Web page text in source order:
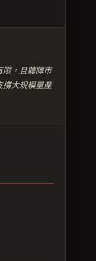
限，且聽障市
撐大規模量產